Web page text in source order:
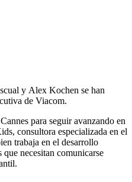
y Alex Kochen se han
de Viacom.
para seguir avanzando en
consultora especializada en el
trabaja en el desarrollo
necesitan comunicarse